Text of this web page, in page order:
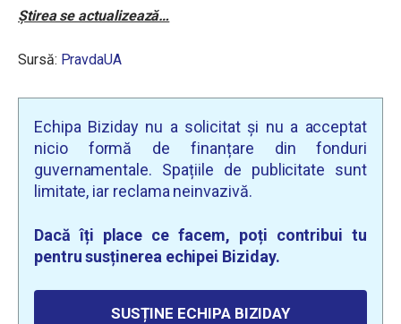
Știrea se actualizează…
Sursă: PravdaUA
Echipa Biziday nu a solicitat și nu a acceptat
nicio formă de finanțare din fonduri
guvernamentale. Spațiile de publicitate sunt
limitate, iar reclama neinvazivă.
Dacă îți place ce facem, poți contribui tu
pentru susținerea echipei Biziday.
SUSȚINE ECHIPA BIZIDAY